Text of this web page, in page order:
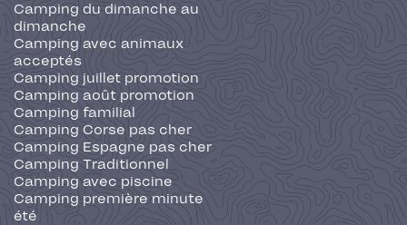
Camping du dimanche au
dimanche
Camping avec animaux
acceptés
Camping juillet promotion
Camping août promotion
Camping familial
Camping Corse pas cher
Camping Espagne pas cher
Camping Traditionnel
Camping avec piscine
Camping première minute
été